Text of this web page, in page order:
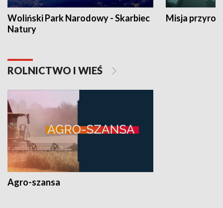
Woliński Park Narodowy - Skarbiec
Natury
Misja
ROLNICTWO I WIEŚ
Agro-szansa